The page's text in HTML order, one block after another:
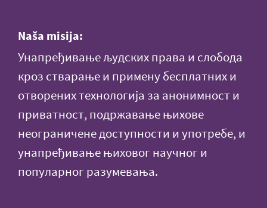
Naša misija:
Унапређивање људских права и слобода
кроз стварање и примену бесплатних и
отворених технологија за анонимност и
приватност, подржавање њихове
неограничене доступности и употребе, и
унапређивање њиховог научног и
популарног разумевања.